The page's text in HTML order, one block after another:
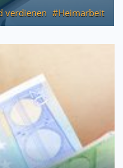
verdienen Heimarbeit